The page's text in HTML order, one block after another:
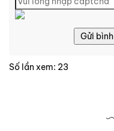
Gửi
Số lần xem: 23